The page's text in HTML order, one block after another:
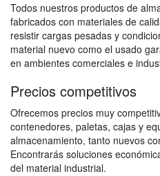
Todos nuestros productos de
fabricados con materiales de
resistir cargas pesadas y
material nuevo como el usado
en ambientes comerciales e
Precios competitivos
Ofrecemos precios muy
contenedores, paletas, cajas y
almacenamiento, tanto nuevos
Encontrarás soluciones
del material industrial.